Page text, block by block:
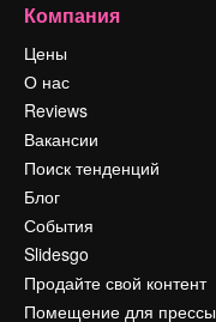
Компания
Цены
О нас
Reviews
Вакансии
Поиск тенденций
Блог
События
Slidesgo
Продайте свой контент
Помещение для прессы